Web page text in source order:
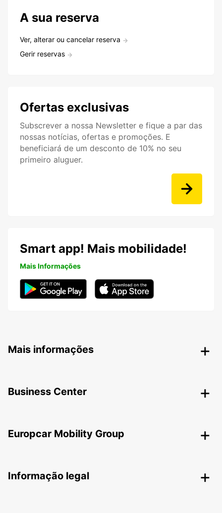
A sua reserva
Ver, alterar ou cancelar reserva
Gerir reservas
Ofertas exclusivas
Subscrever a nossa Newsletter e fique a par das
nossas notícias, ofertas e promoções. E
beneficiará de um desconto de 10% no seu
primeiro aluguer.
Smart app! Mais mobilidade!
Mais Informações
Mais informações
Business Center
Europcar Mobility Group
Informação legal